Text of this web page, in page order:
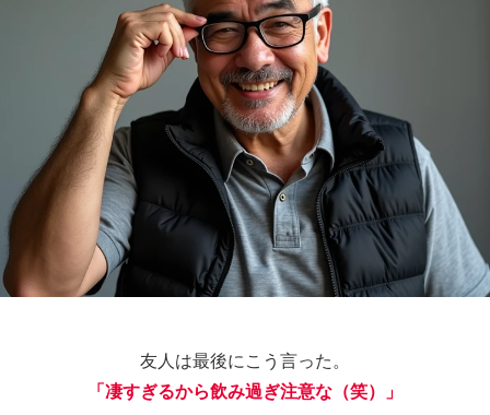
友人は最後にこう言った。
「凄すぎるから飲み過ぎ注意な（笑）」